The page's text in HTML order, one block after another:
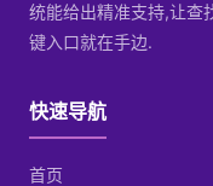
统能给出精准支持,让查
键入口就在手边.
快速导航
首页